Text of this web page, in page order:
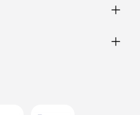
sie sich für kleine
- äußerst kompakt und
Isolierglas hält zuverlässig